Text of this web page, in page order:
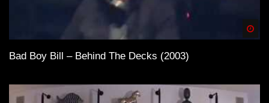
Bad Boy Bill – Behind The Decks (2003)